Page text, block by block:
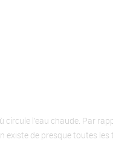
l’eau chaude. Par
existe de presque toutes les